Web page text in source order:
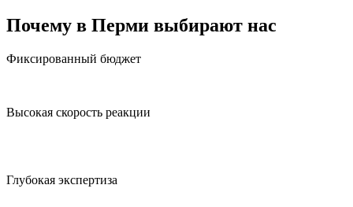
Почему в Перми выбирают нас
Фиксированный бюджет
Высокая скорость реакции
Глубокая экспертиза